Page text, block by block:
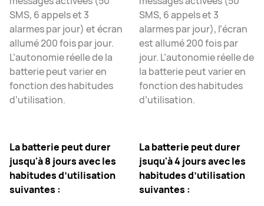
SMS, 6 appels et 3
alarmes par jour) et écran
allumé 200 fois par jour.
L’autonomie réelle de la
batterie peut varier en
fonction des habitudes
d’utilisation.
La batterie peut durer
jusqu'à 8 jours avec les
habitudes d’utilisation
suivantes :
SMS, 6 appels et 3
alarmes par jour), l’écran
est allumé 200 fois par
jour. L’autonomie réelle de
la batterie peut varier en
fonction des habitudes
d’utilisation.
La batterie peut durer
jsuqu'à 4 jours avec les
habitudes d’utilisation
suivantes :